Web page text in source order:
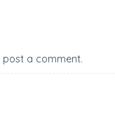
post a comment.